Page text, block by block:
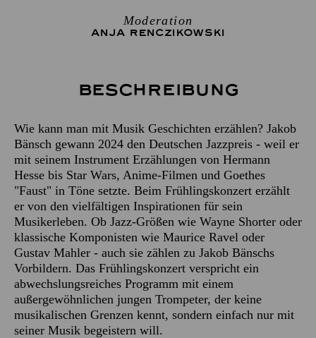
Moderation
ANJA RENCZIKOWSKI
Beschreibung
Wie kann man mit Musik Geschichten erzählen? Jakob
Bänsch gewann 2024 den Deutschen Jazzpreis - weil er
mit seinem Instrument Erzählungen von Hermann
Hesse bis Star Wars, Anime-Filmen und Goethes
"Faust" in Töne setzte. Beim Frühlingskonzert erzählt
er von den vielfältigen Inspirationen für sein
Musikerleben. Ob Jazz-Größen wie Wayne Shorter oder
klassische Komponisten wie Maurice Ravel oder
Gustav Mahler - auch sie zählen zu Jakob Bänschs
Vorbildern. Das Frühlingskonzert verspricht ein
abwechslungsreiches Programm mit einem
außergewöhnlichen jungen Trompeter, der keine
musikalischen Grenzen kennt, sondern einfach nur mit
seiner Musik begeistern will.